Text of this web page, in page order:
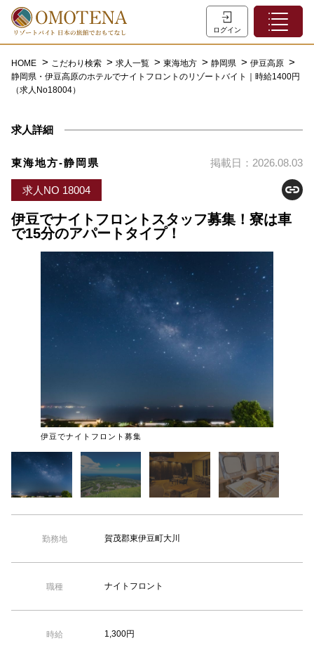
ログイン
ホーム
特集一覧
初めての方へ
お問い合わせ
よくあるご質問
会員登録
LINEでログイン
0120-932-959
【TEL受付】9:30～18:00 土日・祝日定休
HOME こだわり検索 求人一覧 東海地方 静岡県
伊豆高原
静岡県・伊豆高原のホテルでナイトフロントのリゾートバイト｜時給1400円
（求人No18004）
求人詳細
東海地方-静岡県 掲載日：2026.08.03
求人NO 18004
伊豆でナイトフロントスタッフ募集！寮は車
で15分のアパートタイプ！
伊豆でナイトフロント募集
勤務地 賀茂郡東伊豆町大川
職種 ナイトフロント
時給 1,300円